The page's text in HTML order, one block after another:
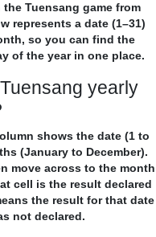
Tuensang game from
represents a date (1–31)
so you can find the
of the year in one place.
yearly
shows the date (1 to
(January to December).
move across to the month
cell is the result declared
the result for that date
not declared.